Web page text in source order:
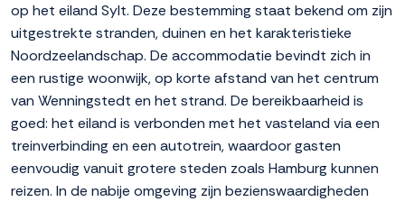
op het eiland Sylt. Deze bestemming staat bekend om zijn
uitgestrekte stranden, duinen en het karakteristieke
Noordzeelandschap. De accommodatie bevindt zich in
een rustige woonwijk, op korte afstand van het centrum
van Wenningstedt en het strand. De bereikbaarheid is
goed: het eiland is verbonden met het vasteland via een
treinverbinding en een autotrein, waardoor gasten
eenvoudig vanuit grotere steden zoals Hamburg kunnen
reizen. In de nabije omgeving zijn bezienswaardigheden